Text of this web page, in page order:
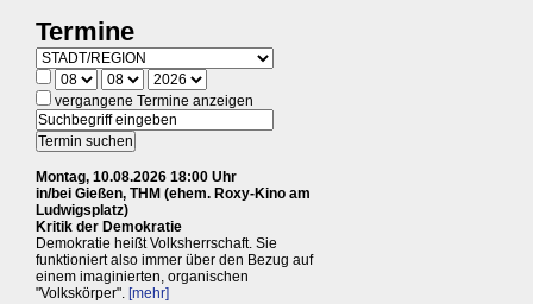
Termine
vergangene Termine anzeigen
Montag, 10.08.2026 18:00 Uhr
in/bei Gießen, THM (ehem. Roxy-Kino am
Ludwigsplatz)
Kritik der Demokratie
Demokratie heißt Volksherrschaft. Sie
funktioniert also immer über den Bezug auf
einem imaginierten, organischen
"Volkskörper". [mehr]